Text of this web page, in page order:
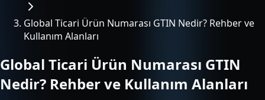
Global Ticari Ürün Numarası GTIN Nedir? Rehber ve
Kullanım Alanları
Global Ticari Ürün Numarası GTIN
Nedir? Rehber ve Kullanım Alanları